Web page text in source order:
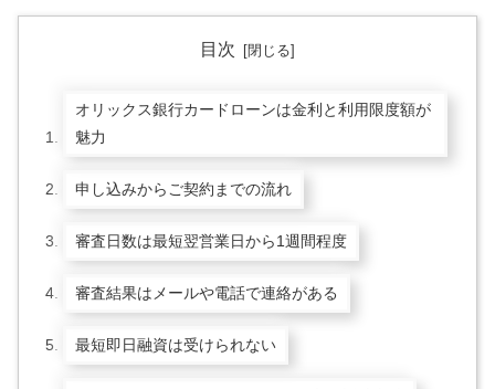
目次
オリックス銀行カードローンは金利と利用限度額が
魅力
申し込みからご契約までの流れ
審査日数は最短翌営業日から1週間程度
審査結果はメールや電話で連絡がある
最短即日融資は受けられない